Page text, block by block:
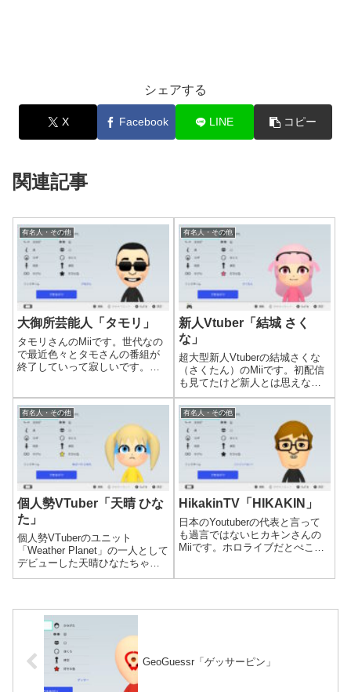
シェアする
X Facebook LINE コピー
関連記事
有名人・その他
大御所芸能人「タモリ」
タモリさんのMiiです。世代なの
で最近色々とタモさんの番組が
終了していって寂しいです。も
有名人・その他
新人Vtuber「結城 さく
な」
超大型新人Vtuberの結城さくな
（さくたん）のMiiです。初配信
も見てたけど新人とは思えない
安心感のある配信でしたね！
有名人・その他
個人勢VTuber「天晴 ひな
た」
個人勢VTuberのユニット
「Weather Planet」の一人として
デビューした天晴ひなたちゃん
のMiiです。
有名人・その他
HikakinTV「HIKAKIN」
日本のYoutuberの代表と言って
も過言ではないヒカキンさんの
Miiです。ホロライブだとぺこラ
りして嬉しいです。
GeoGuessr「ゲッサーピン」